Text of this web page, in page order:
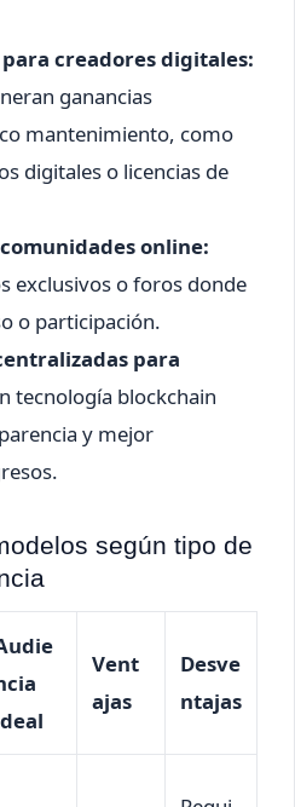
creadores digitales:
ganancias
mantenimiento, como
digitales o licencias de
online:
exclusivos o foros donde
o participación.
para
tecnología blockchain
y mejor
según tipo de
Vent
ajas
Desve
ntajas